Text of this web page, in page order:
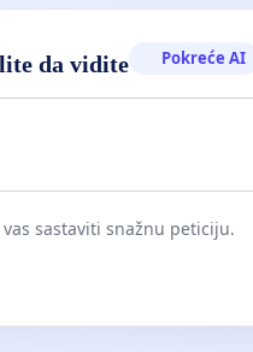
da vidite Pokreće AI
sastaviti snažnu peticiju.